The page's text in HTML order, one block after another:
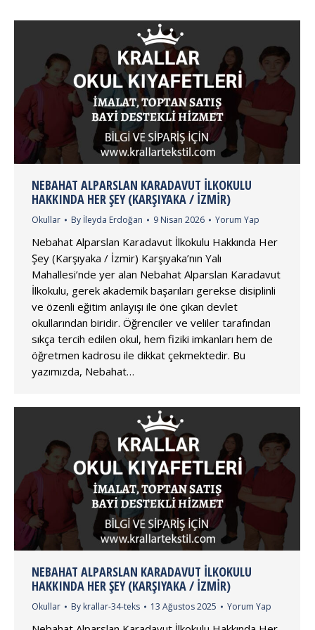
NEBAHAT ALPARSLAN KARADAVUT İLKOKULU
HAKKINDA HER ŞEY (KARŞIYAKA / İZMIR)
Okullar By İleyda Erdoğan 9 Nisan 2026 Yorum Yap
Nebahat Alparslan Karadavut İlkokulu Hakkında Her
Şey (Karşıyaka / İzmir) Karşıyaka’nın Yalı
Mahallesi’nde yer alan Nebahat Alparslan Karadavut
İlkokulu, gerek akademik başarıları gerekse disiplinli
ve özenli eğitim anlayışı ile öne çıkan devlet
okullarından biridir. Öğrenciler ve veliler tarafından
sıkça tercih edilen okul, hem fiziki imkanları hem de
öğretmen kadrosu ile dikkat çekmektedir. Bu
yazımızda, Nebahat…
NEBAHAT ALPARSLAN KARADAVUT İLKOKULU
HAKKINDA HER ŞEY (KARŞIYAKA / İZMIR)
Okullar By krallar-34-teks 13 Ağustos 2025 Yorum Yap